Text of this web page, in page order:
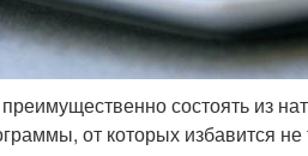
состоять из
от которых избавится не